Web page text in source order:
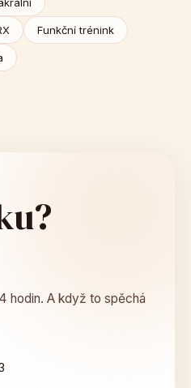
Funkční trénink
hodin. A když to spěchá